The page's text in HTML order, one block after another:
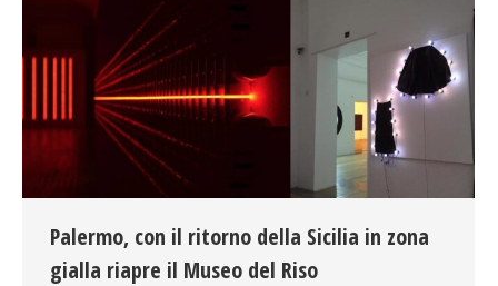
Palermo, con il ritorno della Sicilia in zona
gialla riapre il Museo del Riso